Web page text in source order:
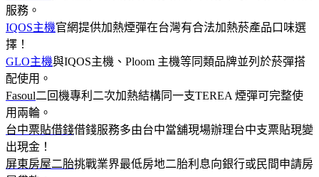
服務。
IQOS主機官網提供加熱煙彈在台灣有合法加熱菸產品口味選
擇！
GLO主機與IQOS主機、Ploom 主機等同類品牌並列於菸彈搭
配使用。
Fasoul二回機專利二次加熱結構同一支TEREA 煙彈可完整使
用兩輪。
台中票貼借錢借錢服務多由台中當舖現場辦理台中支票貼現變
出現金！
屏東房屋二胎挑戰業界最低房地二胎利息向銀行或民間申請房